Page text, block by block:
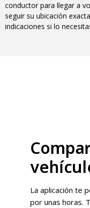
conductor para llegar a
seguir su ubicación
indicaciones si lo
La aplicación te
por unas horas.